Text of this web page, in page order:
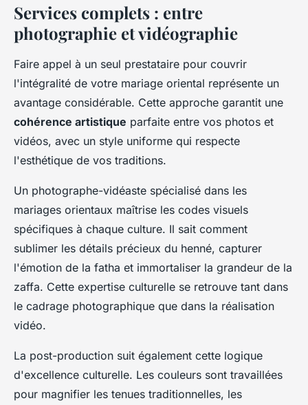
Services complets : entre
photographie et vidéographie
Faire appel à un seul prestataire pour couvrir
l'intégralité de votre mariage oriental représente un
avantage considérable. Cette approche garantit une
cohérence artistique parfaite entre vos photos et
vidéos, avec un style uniforme qui respecte
l'esthétique de vos traditions.
Un photographe-vidéaste spécialisé dans les
mariages orientaux maîtrise les codes visuels
spécifiques à chaque culture. Il sait comment
sublimer les détails précieux du henné, capturer
l'émotion de la fatha et immortaliser la grandeur de la
zaffa. Cette expertise culturelle se retrouve tant dans
le cadrage photographique que dans la réalisation
vidéo.
La post-production suit également cette logique
d'excellence culturelle. Les couleurs sont travaillées
pour magnifier les tenues traditionnelles, les